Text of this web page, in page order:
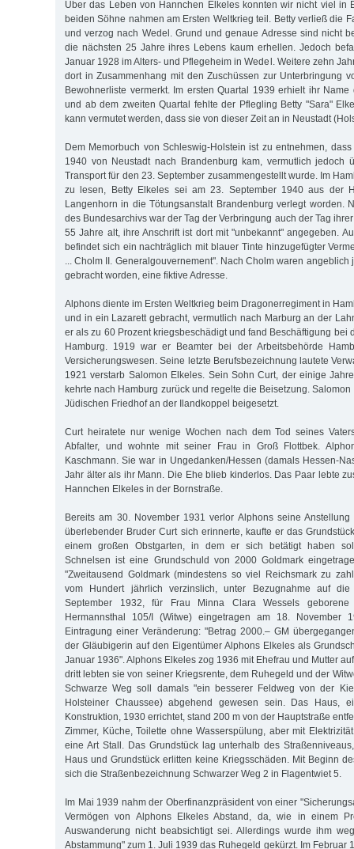
Über das Leben von Hannchen Elkeles konnten wir nicht viel in
beiden Söhne nahmen am Ersten Weltkrieg teil. Betty verließ die
und verzog nach Wedel. Grund und genaue Adresse sind nicht
die nächs­ten 25 Jahre ihres Lebens kaum erhellen. Jedoch
Januar 1928 im Alters- und Pflegeheim in Wedel. Weitere zehn
dort in Zusammenhang mit den Zuschüssen zur Unterbringung
Bewohnerliste vermerkt. Im ersten Quartal 1939 erhielt ihr Name
und ab dem zweiten Quartal fehlte der Pflegling Betty "Sara"
kann vermutet werden, dass sie von dieser Zeit an in Neustadt
Dem Memorbuch von Schleswig-Holstein ist zu entnehmen,
1940 von Neustadt nach Brandenburg kam, vermutlich jedoch
Transport für den 23. September zusammengestellt wurde. Im
zu lesen, Betty Elkeles sei am 23. September 1940 aus der
Langenhorn in die Tötungsanstalt Brandenburg verlegt worden.
des Bundesarchivs war der Tag der Verbringung auch der Tag
55 Jahre alt, ihre Anschrift ist dort mit "unbekannt" angegeben.
befindet sich ein nachträglich mit blauer Tinte hinzugefügter
... Cholm II. Generalgouvernement". Nach Cholm waren
gebracht worden, eine fiktive Adresse.
Alphons diente im Ersten Weltkrieg beim Dragonerregiment in
und in ein Lazarett gebracht, vermutlich nach Marburg an der
er als zu 60 Prozent kriegsbeschädigt und fand Beschäftigung bei
Hamburg. 1919 war er Beamter bei der Arbeitsbehörde
Versicherungswesen. Seine letzte Berufsbezeichnung lautete
1921 verstarb Salomon Elkeles. Sein Sohn Curt, der einige
kehrte nach Hamburg zurück und regelte die Beisetzung.
Jüdischen Friedhof an der Ilandkoppel beigesetzt.
Curt heiratete nur wenige Wochen nach dem Tod seines
Abfalter, und wohnte mit seiner Frau in Groß Flottbek.
Kaschmann. Sie war in Ungedanken/Hessen (damals Hessen-
Jahr älter als ihr Mann. Die Ehe blieb kinderlos. Das Paar lebte
Hannchen Elkeles in der Bornstraße.
Bereits am 30. November 1931 verlor Alphons seine
überlebender Bruder Curt sich erinnerte, kaufte er das
einem großen Obstgarten, in dem er sich betätigt haben
Schnelsen ist eine Grundschuld von 2000 Goldmark
"Zweitausend Goldmark (mindestens so viel Reichsmark zu
vom Hundert jährlich verzinslich, unter Bezugnahme auf
September 1932, für Frau Minna Clara Wessels
Hermannsthal 105/I (Witwe) eingetragen am 18. No­vember
Eintragung einer Veränderung: "Betrag 2000.– GM
der Gläubigerin auf den Eigentümer Alphons Elkeles als
Januar 1936". Alphons Elkeles zog 1936 mit Ehefrau und Mutter
dritt lebten sie von seiner Kriegsrente, dem Ruhegeld und der
Schwarze Weg soll damals "ein besserer Feldweg von der
Holsteiner Chaussee) abgehend gewesen sein. Das Haus,
Konstruktion, 1930 errichtet, stand 200 m von der Hauptstraße
Zimmer, Küche, Toilette ohne Wasserspülung, aber mit
eine Art Stall. Das Grundstück lag unterhalb des
Haus und Grundstück erlitten keine Kriegsschäden. Mit Beginn
sich die Straßenbezeichnung Schwarzer Weg 2 in Flagentwiet 5.
Im Mai 1939 nahm der Oberfinanzpräsident von einer
Vermögen von Alphons Elkeles Abstand, da, wie in einem
Auswanderung nicht beabsichtigt sei. Allerdings wurde ihm
Abstammung" zum 1. Juli 1939 das Ruhegeld gekürzt. Im Februar